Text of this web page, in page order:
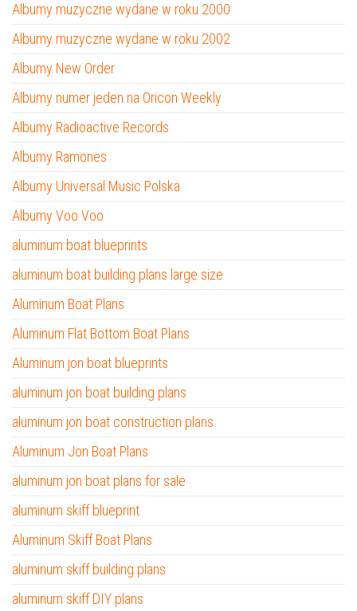
Albumy muzyczne wydane w roku 2000
Albumy muzyczne wydane w roku 2002
Albumy New Order
Albumy numer jeden na Oricon Weekly
Albumy Radioactive Records
Albumy Ramones
Albumy Universal Music Polska
Albumy Voo Voo
aluminum boat blueprints
aluminum boat building plans large size
Aluminum Boat Plans
Aluminum Flat Bottom Boat Plans
Aluminum jon boat blueprints
aluminum jon boat building plans
aluminum jon boat construction plans
Aluminum Jon Boat Plans
aluminum jon boat plans for sale
aluminum skiff blueprint
Aluminum Skiff Boat Plans
aluminum skiff building plans
aluminum skiff DIY plans